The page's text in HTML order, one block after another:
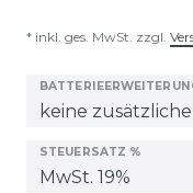
* inkl. ges. MwSt. zzgl.
STEUERSATZ %